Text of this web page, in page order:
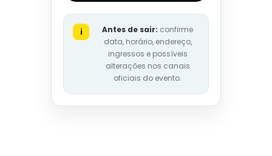
i Antes de sair: confirme
data, horário, endereço,
ingressos e possíveis
alterações nos canais
oficiais do evento.